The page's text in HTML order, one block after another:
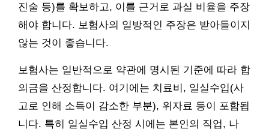
진술 등)를 확보하고, 이를 근거로 과실 비율을 주장
해야 합니다. 보험사의 일방적인 주장은 받아들이지
않는 것이 좋습니다.
보험사는 일반적으로 약관에 명시된 기준에 따라 합
의금을 산정합니다. 여기에는 치료비, 일실수입(사
고로 인해 소득이 감소한 부분), 위자료 등이 포함됩
니다. 특히 일실수입 산정 시에는 본인의 직업, 나